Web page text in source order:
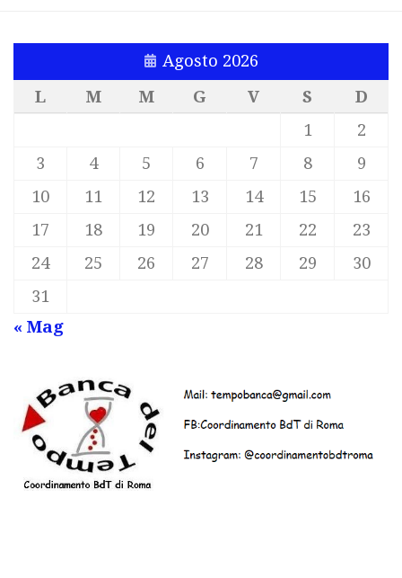
Agosto 2026
L
M M G V S
D
1
2
3
4 5 6 7 8
9
10
11 12 13 14 15
16
17
18 19 20 21 22
23
24
25 26 27 28 29
30
31
« Mag